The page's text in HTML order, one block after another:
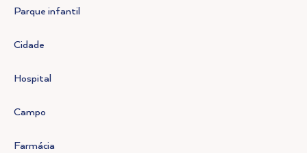
Parque infantil
Cidade
Hospital
Campo
Farmácia